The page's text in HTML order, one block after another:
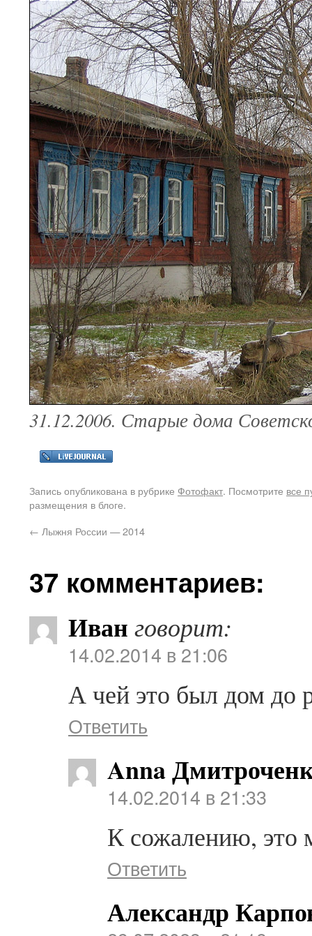
31.12.2006. Старые дома
Запись опубликована в рубрике Фотофакт. Посмотрите все
размещения в блоге.
← Лыжня России — 2014
37 комментариев:
Иван говорит:
14.02.2014 в 21:06
А чей это был дом до
Ответить
Anna
14.02.2014 в 21:33
К сожалению, это
Ответить
Александр